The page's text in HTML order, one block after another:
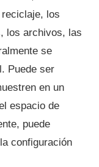
los
los archivos, las
se
Puede ser
en un
espacio de
puede
configuración